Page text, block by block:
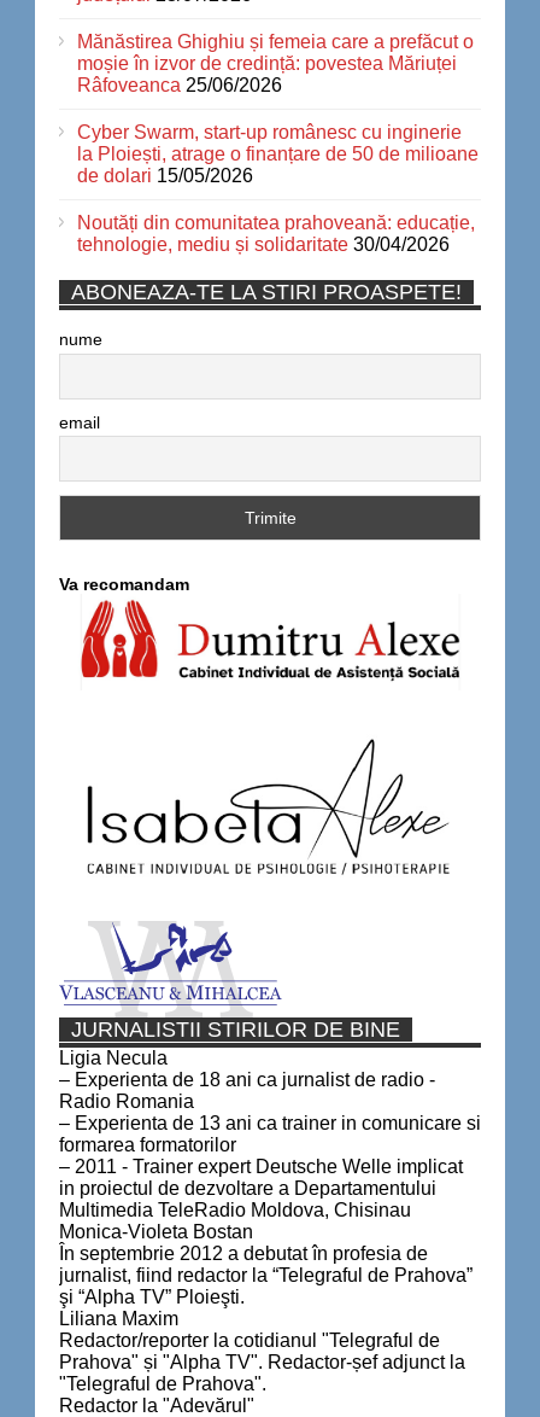
Mănăstirea Ghighiu și femeia care a prefăcut o
moșie în izvor de credință: povestea Măriuței
Râfoveanca 25/06/2026
Cyber Swarm, start-up românesc cu inginerie
la Ploiești, atrage o finanțare de 50 de milioane
de dolari 15/05/2026
Noutăți din comunitatea prahoveană: educație,
tehnologie, mediu și solidaritate 30/04/2026
ABONEAZA-TE LA STIRI PROASPETE!
nume
email
Va recomandam
JURNALISTII STIRILOR DE BINE
Ligia Necula
– Experienta de 18 ani ca jurnalist de radio -
Radio Romania
– Experienta de 13 ani ca trainer in comunicare si
formarea formatorilor
– 2011 - Trainer expert Deutsche Welle implicat
in proiectul de dezvoltare a Departamentului
Multimedia TeleRadio Moldova, Chisinau
Monica-Violeta Bostan
În septembrie 2012 a debutat în profesia de
jurnalist, fiind redactor la “Telegraful de Prahova”
şi “Alpha TV” Ploieşti.
Liliana Maxim
Redactor/reporter la cotidianul "Telegraful de
Prahova" și "Alpha TV". Redactor-șef adjunct la
"Telegraful de Prahova".
Redactor la "Adevărul"